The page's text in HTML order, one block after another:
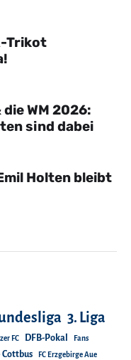
Trikot
WM 2026:
sind dabei
Holten bleibt
3. Liga
FC DFB-Pokal Fans
Cottbus FC Erzgebirge Aue